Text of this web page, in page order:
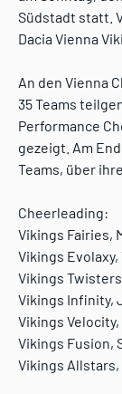
Südstadt statt.
Dacia Vienna
An den Vienna
35 Teams
Performance
gezeigt. Am
Teams, über
Cheerleading:
Vikings Fairies,
Vikings
Vikings
Vikings Infinity,
Vikings
Vikings Fusion,
Vikings Allstars,